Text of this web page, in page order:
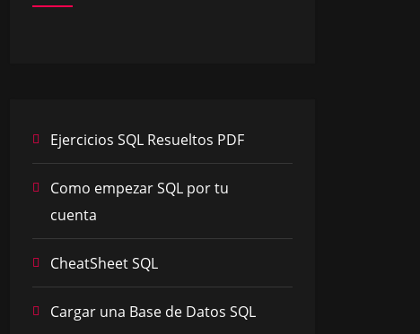
Ejercicios SQL Resueltos PDF
Como empezar SQL por tu
cuenta
CheatSheet SQL
Cargar una Base de Datos SQL